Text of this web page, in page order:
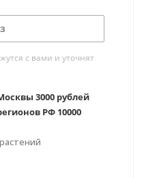
с вами и уточнят
3000 рублей
РФ 10000